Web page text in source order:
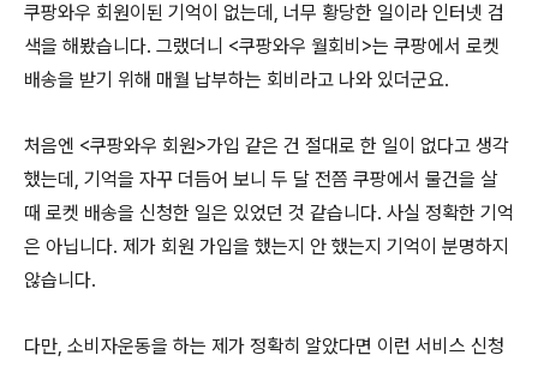
쿠팡와우 회원이된 기억이 없는데, 너무 황당한 일이라 인터넷 검
색을 해봤습니다. 그랬더니 <쿠팡와우 월회비>는 쿠팡에서 로켓
배송을 받기 위해 매월 납부하는 회비라고 나와 있더군요.
처음엔 <쿠팡와우 회원>가입 같은 건 절대로 한 일이 없다고 생각
했는데, 기억을 자꾸 더듬어 보니 두 달 전쯤 쿠팡에서 물건을 살
때 로켓 배송을 신청한 일은 있었던 것 같습니다. 사실 정확한 기억
은 아닙니다. 제가 회원 가입을 했는지 안 했는지 기억이 분명하지
않습니다.
다만, 소비자운동을 하는 제가 정확히 알았다면 이런 서비스 신청